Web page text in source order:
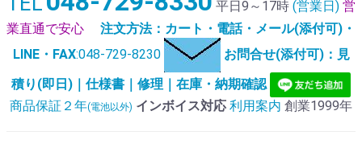
平日9～17時 (営業日) 営
業直通で安心
注文方法：カート・電話・メール(添付可)・
LINE・FAX:048-729-8230
お問合せ(添付可)：見
積り(即日)｜仕様書｜修理｜在庫・納期確認
商品保証２年(電池以外) インボイス対応 利用案内 創業1999年